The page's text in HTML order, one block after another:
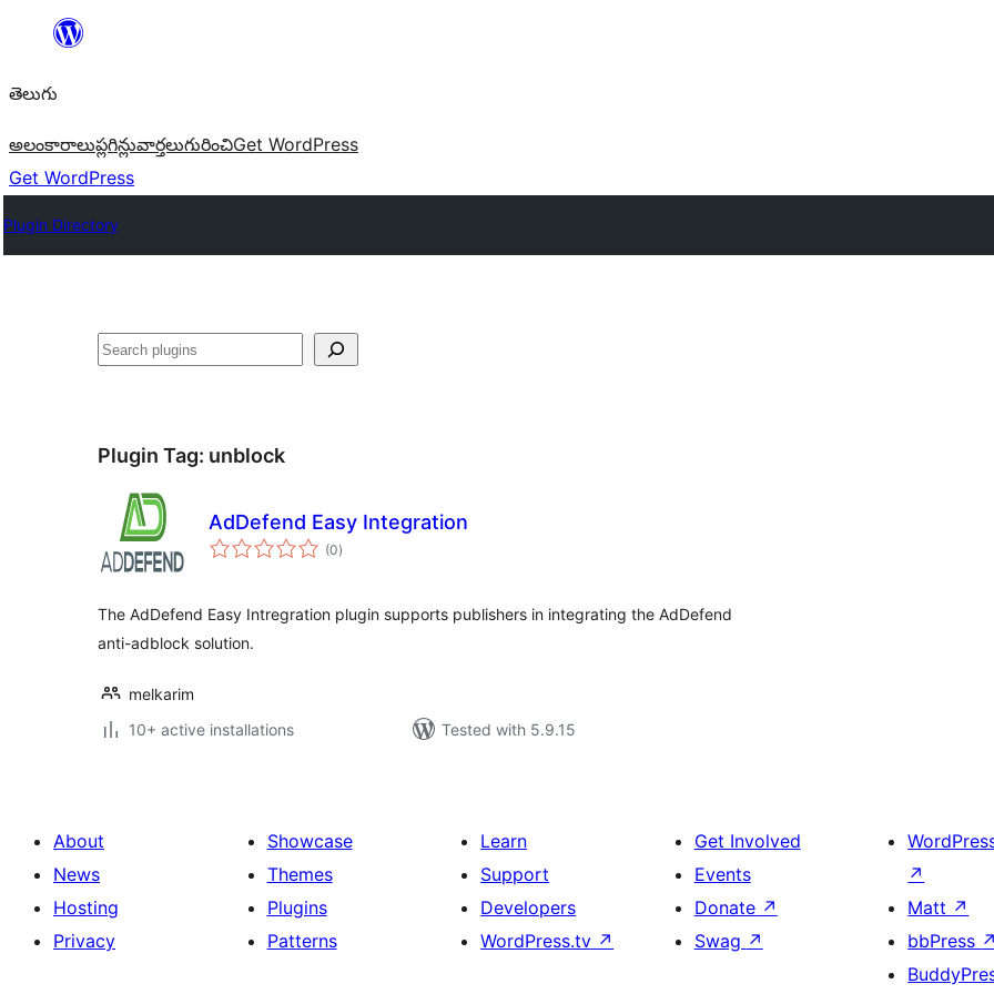
విషయానికి
తెలుగు
అలంకారాలుప్లగిన్లువార్తలుగురించిGet WordPress
Get WordPress
Plugin Directory
వెతుకు
Plugin Tag: unblock
AdDefend Easy Integration
(0total
ratings
)
The AdDefend Easy Intregration plugin supports publishers in integrating the AdDefend
anti-adblock solution.
melkarim
10+ active installations
Tested with 5.9.15
About
News
Hosting
Privacy
Showcase
Themes
Plugins
Patterns
Learn
Support
Developers
WordPress.tv ↗
Get Involved
Events
Donate ↗
Swag ↗
↗
Matt ↗
bbPress ↗